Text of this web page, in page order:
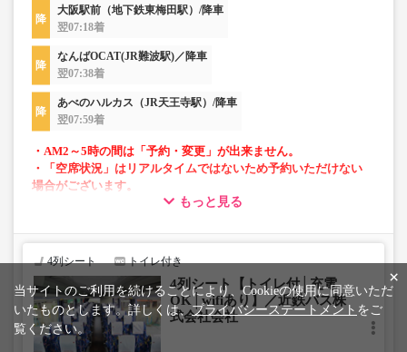
大阪駅前（地下鉄東梅田駅）/降車
翌07:18着
なんばOCAT(JR難波駅)／降車
翌07:38着
あべのハルカス（JR天王寺駅）/降車
翌07:59着
・AM2～5時の間は「予約・変更」が出来ません。
・「空席状況」はリアルタイムではないため予約いただけない
場合がございます。
・車両は予告なく変更となる場合がございます。これに伴い、
じめご了承ください。
もっと見る
4列シート トイレ付き
4列シート【トイレ付│充電
OK│wifiあり】／近鉄バス株
式会社会社
×
当サイトのご利用を続けることにより、Cookieの使用に同意いただ
いたものとします。詳しくは、プライバシーステートメント をご
覧ください。